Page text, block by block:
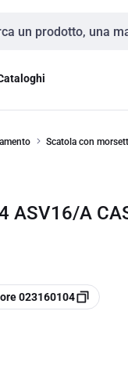
Scatola con
ASV16/A
023160104